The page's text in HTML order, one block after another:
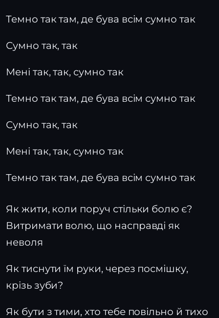
Темно так там, де бува всім сумно так
Сумно так, так
Мені так, так, сумно так
Темно так там, де бува всім сумно так
Сумно так, так
Мені так, так, сумно так
Темно так там, де бува всім сумно так
Як жити, коли поруч стільки болю є?
Витримати волю, що насправді як
неволя
Як тиснути їм руки, через посмішку,
крізь зуби?
Як бути з тими, хто тебе повільно й тихо